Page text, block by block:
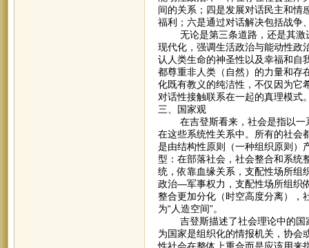
间的关系；四是发展对话民主和情
福利；六是通过对话解决包括战争
无论是第三条道路，还是其激进
现代化，强调生活政治与能动性政
认人类生命的神圣性以及幸福和自
都尊重非人类（自然）的力量和
化既有教义的纯洁性，不仅因为它
对话性接触联系在一起的真理模式
三、国家观
在吉登斯看来，社会是指以一系
在这些系统性关系中。所有的社会
是由结构性原则（一种组织原则）
型：在部落社会，社会整合和系统
统，依靠血缘关系，支配性场所组
政治—军事权力，支配性场所组织
整合更加分化（时空高度分离），
为“人造空间”。
吉登斯描述了社会理论中的国家
为国家是组织化的情报机关，协会
性社会在整体上重合而是应该用来